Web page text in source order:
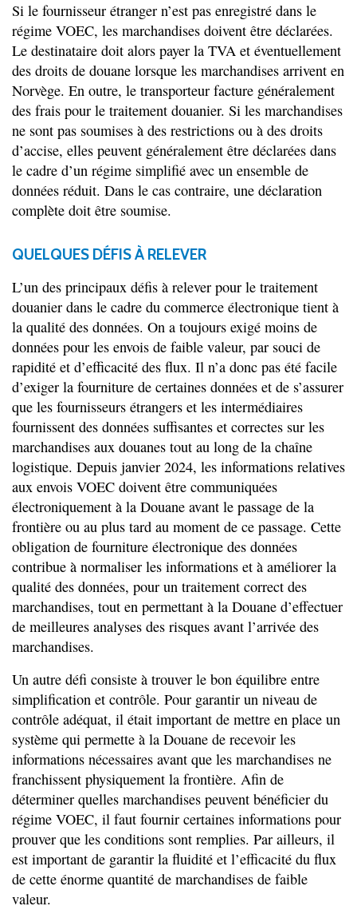
Si le fournisseur étranger n’est pas enregistré dans le
régime VOEC, les marchandises doivent être déclarées.
Le destinataire doit alors payer la TVA et éventuellement
des droits de douane lorsque les marchandises arrivent en
Norvège. En outre, le transporteur facture généralement
des frais pour le traitement douanier. Si les marchandises
ne sont pas soumises à des restrictions ou à des droits
d’accise, elles peuvent généralement être déclarées dans
le cadre d’un régime simplifié avec un ensemble de
données réduit. Dans le cas contraire, une déclaration
complète doit être soumise.
QUELQUES DÉFIS À RELEVER
L’un des principaux défis à relever pour le traitement
douanier dans le cadre du commerce électronique tient à
la qualité des données. On a toujours exigé moins de
données pour les envois de faible valeur, par souci de
rapidité et d’efficacité des flux. Il n’a donc pas été facile
d’exiger la fourniture de certaines données et de s’assurer
que les fournisseurs étrangers et les intermédiaires
fournissent des données suffisantes et correctes sur les
marchandises aux douanes tout au long de la chaîne
logistique. Depuis janvier 2024, les informations relatives
aux envois VOEC doivent être communiquées
électroniquement à la Douane avant le passage de la
frontière ou au plus tard au moment de ce passage. Cette
obligation de fourniture électronique des données
contribue à normaliser les informations et à améliorer la
qualité des données, pour un traitement correct des
marchandises, tout en permettant à la Douane d’effectuer
de meilleures analyses des risques avant l’arrivée des
marchandises.
Un autre défi consiste à trouver le bon équilibre entre
simplification et contrôle. Pour garantir un niveau de
contrôle adéquat, il était important de mettre en place un
système qui permette à la Douane de recevoir les
informations nécessaires avant que les marchandises ne
franchissent physiquement la frontière. Afin de
déterminer quelles marchandises peuvent bénéficier du
régime VOEC, il faut fournir certaines informations pour
prouver que les conditions sont remplies. Par ailleurs, il
est important de garantir la fluidité et l’efficacité du flux
de cette énorme quantité de marchandises de faible
valeur.